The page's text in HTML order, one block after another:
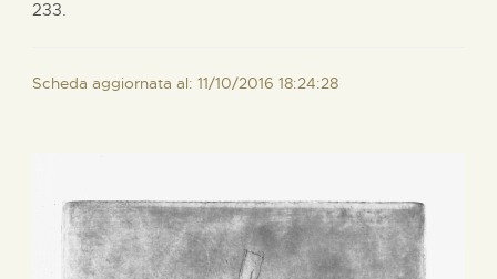
233.
Scheda aggiornata al: 11/10/2016 18:24:28